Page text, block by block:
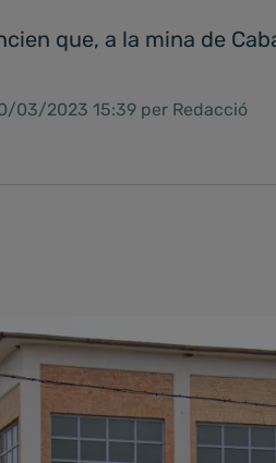
que, a la mina de
03/2023 15:39 per Redacció